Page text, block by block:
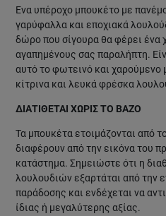
Ένα υπέροχο μπουκέτο με
γαρύφαλλα και εποχιακά
δώρο που σίγουρα θα φέρει ένα
αγαπημένους σας παραλήπτη.
αυτό το φωτεινό και χαρούμενο
κίτρινα και λευκά φρέσκα
ΔΙΑΤΙΘΕΤΑΙ ΧΩΡΙΣ ΤΟ ΒΑΖΟ
Τα μπουκέτα ετοιμάζονται από
διαφέρουν από την εικόνα του
κατάστημα. Σημειώστε ότι η
λουλουδιών εξαρτάται από την
παράδοσης και ενδέχεται να
ίδιας ή μεγαλύτερης αξίας.